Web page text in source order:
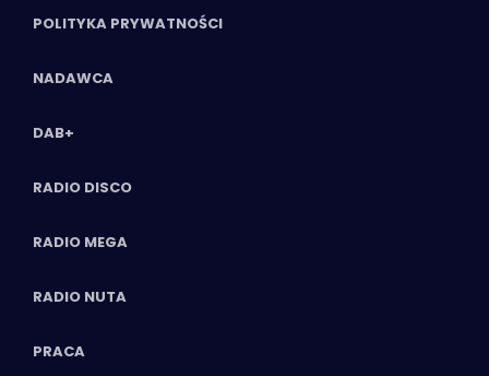
POLITYKA PRYWATNOŚCI
NADAWCA
DAB+
RADIO DISCO
RADIO MEGA
RADIO NUTA
PRACA